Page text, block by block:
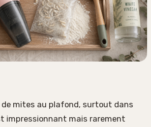
de mites au plafond, surtout dans
impressionnant mais rarement